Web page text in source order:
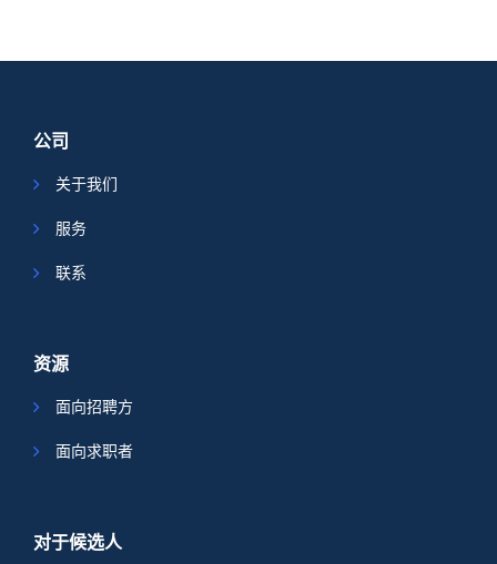
公司
关于我们
服务
联系
资源
面向招聘方
面向求职者
对于候选人